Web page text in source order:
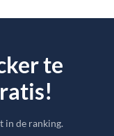
te
in de ranking.